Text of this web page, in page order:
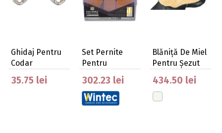
Ghidaj Pentru
Codar
35.75 lei
Set Pernite
Pentru
Umplutura
Wintec Eas…
302.23 lei
Blăniță De Miel
Pentru Șezut
434.50 lei